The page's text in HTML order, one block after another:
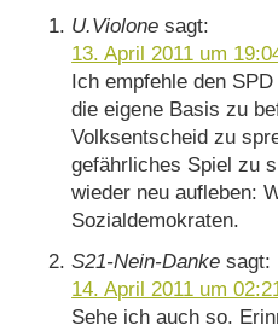
U.Violone sagt:
13. April 2011 um
Ich empfehle den
die eigene Basis zu
Volksentscheid zu
gefährliches Spiel zu
wieder neu aufleben:
Sozialdemokraten.
S21-Nein-Danke sagt:
14. April 2011 um
Sehe ich auch so.